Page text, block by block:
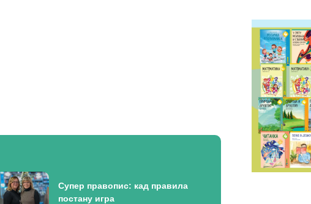
Супер правопис: кад правила
постану игра